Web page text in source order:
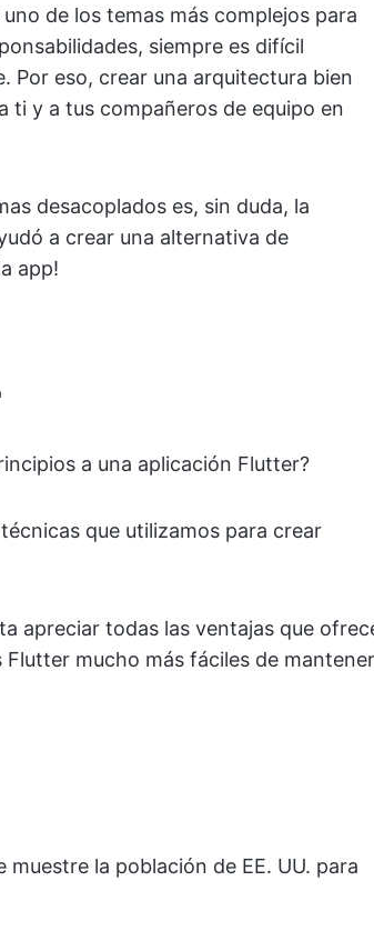
de los temas más complejos para
siempre es difícil
Por eso, crear una arquitectura bien
ti y a tus compañeros de equipo en
desacoplados es, sin duda, la
a crear una alternativa de
app!
a una aplicación Flutter?
que utilizamos para crear
apreciar todas las ventajas que
mucho más fáciles de mantener
la población de EE. UU. para